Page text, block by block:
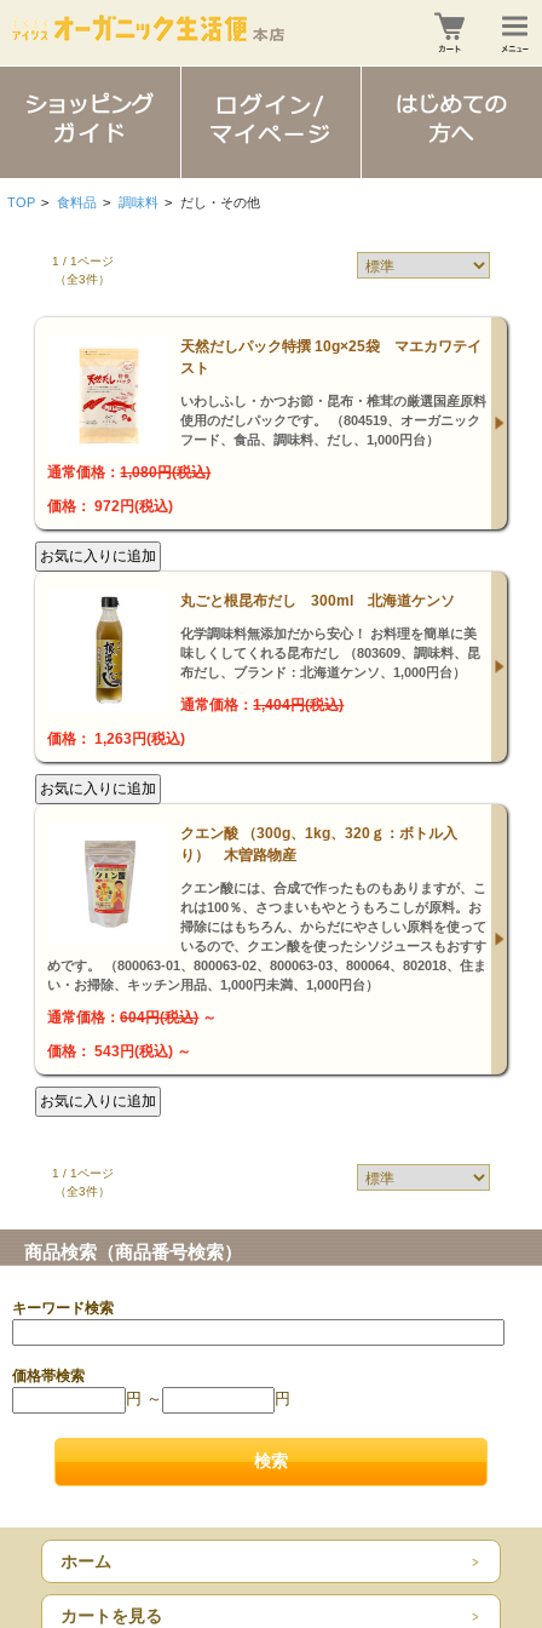
TOP > 食料品 > 調味料 > だし・その他
1 / 1ページ
（全3件）
天然だしパック特撰 10g×25袋 マエカワテイ
スト
いわしふし・かつお節・昆布・椎茸の厳選国産原料
使用のだしパックです。 （804519、オーガニック
フード、食品、調味料、だし、1,000円台）
通常価格：1,080円(税込)
価格： 972円(税込)
丸ごと根昆布だし 300ml 北海道ケンソ
化学調味料無添加だから安心！ お料理を簡単に美
味しくしてくれる昆布だし （803609、調味料、昆
布だし、ブランド：北海道ケンソ、1,000円台）
通常価格：1,404円(税込)
価格： 1,263円(税込)
クエン酸 （300g、1kg、320ｇ：ボトル入
り） 木曽路物産
クエン酸には、合成で作ったものもありますが、こ
れは100％、さつまいもやとうもろこしが原料。お
掃除にはもちろん、からだにやさしい原料を使って
いるので、クエン酸を使ったシソジュースもおすす
めです。 （800063-01、800063-02、800063-03、800064、802018、住ま
い・お掃除、キッチン用品、1,000円未満、1,000円台）
通常価格：604円(税込) ～
価格： 543円(税込) ～
1 / 1ページ
（全3件）
商品検索（商品番号検索）
キーワード検索
価格帯検索
円 ～ 円
ホーム
カートを見る